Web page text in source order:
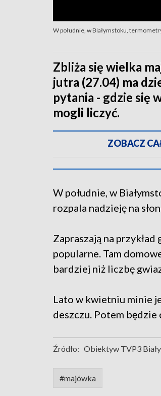
W południe, w Białymstoku,
Zbliża się wielka
jutra (27.04) ma
pytania - gdzie się
mogli liczyć.
ZOBACZ
W południe, w
rozpala nadzieję na
Zapraszają na
popularne. Tam
bardziej niż liczbę
Lato w kwietniu minie
deszczu. Potem będzie
Źródło: Obiektyw TVP3
#majówka